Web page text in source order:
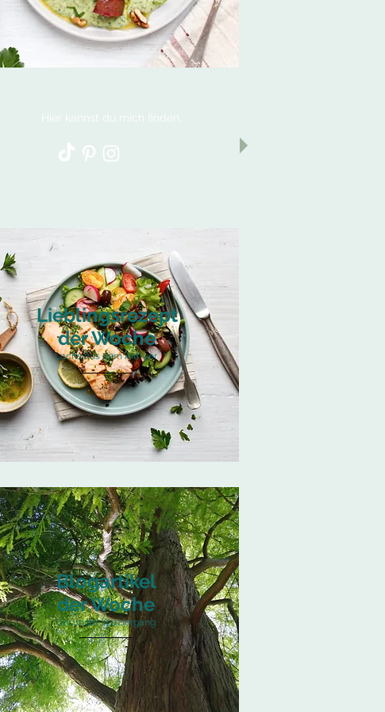
Hier kannst du mich finden.
Lieblingsrezept
der Woche
Lachs aus dem Airfryer
Blogartikel
der Woche
Gesunder Spaziergang